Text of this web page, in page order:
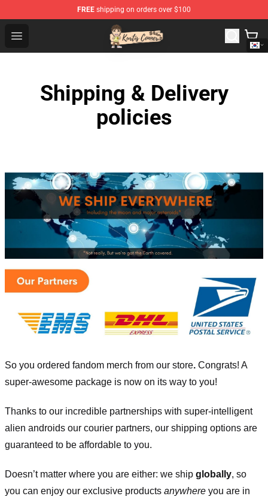
FREE shipping on orders over $100
Open menu
Kurtis Conner Store - Official Kurtis Conner Merchandise
Shipping & Delivery
policies
So you ordered fandom merch from our store. Congrats! A
super-awesome package is now on its way to you!
Thanks to our incredible partnerships with super-intelligent
alien androids our courier partners, our shipping options are
guaranteed to be affordable to you.
Doesn’t matter where you are either: we ship globally, so
you can enjoy our exclusive products anywhere you are in